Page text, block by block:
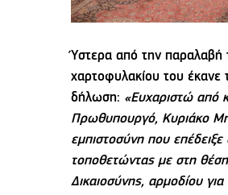
Ύστερα από την παραλαβή
χαρτοφυλακίου του έκανε
δήλωση: «Ευχαριστώ από
Πρωθυπουργό, Κυριάκο
εμπιστοσύνη που
τοποθετώντας με στη
Δικαιοσύνης, αρμοδίου